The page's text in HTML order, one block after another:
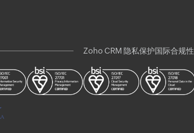
Zoho CRM 隐私保护国际合规性